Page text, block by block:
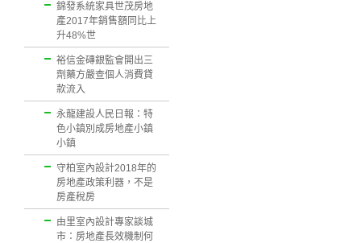
錦發系統家具世茂房地
產2017年銷售額同比上
升48%世
裕信金磚銀監會開出三
劑藥方嚴查個人消費貸
款流入
永龍建設人民日報：特
色小鎮別成房地產小鎮
小鎮
守柏室內設計2018年的
房地產政策利器，不是
房產稅房
由里室內設計專家談城
市：房地產長效機制何